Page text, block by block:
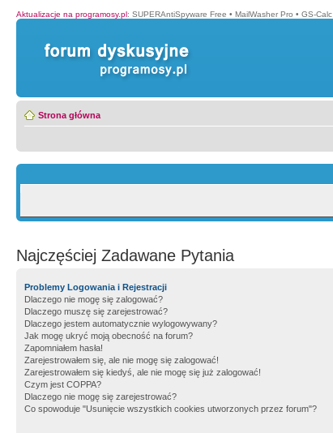
Aktualizacje na programosy.pl: SUPERAntiSpyware Free • MailWasher Pro • GS-Calc
Strona główna
Najczęściej Zadawane Pytania
Problemy Logowania i Rejestracji
Dlaczego nie mogę się zalogować?
Dlaczego muszę się zarejestrować?
Dlaczego jestem automatycznie wylogowywany?
Jak mogę ukryć moją obecność na forum?
Zapomniałem hasła!
Zarejestrowałem się, ale nie mogę się zalogować!
Zarejestrowałem się kiedyś, ale nie mogę się już zalogować!
Czym jest COPPA?
Dlaczego nie mogę się zarejestrować?
Co spowoduje "Usunięcie wszystkich cookies utworzonych przez forum"?